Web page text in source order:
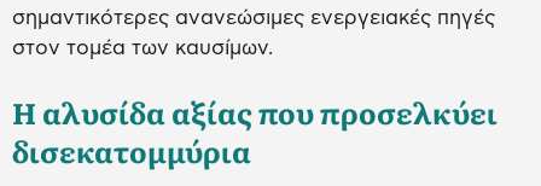
σημαντικότερες ανανεώσιμες ενεργειακές πηγές
στον τομέα των καυσίμων.
Η αλυσίδα αξίας που προσελκύει
δισεκατομμύρια